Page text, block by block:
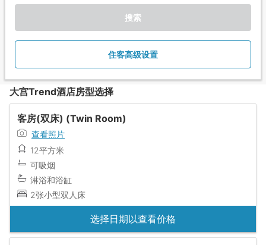
搜索
住客高级设置
大宫Trend酒店房型选择
客房(双床) (Twin Room)
查看照片
12平方米
可吸烟
淋浴和浴缸
2张小型双人床
选择日期以查看价格